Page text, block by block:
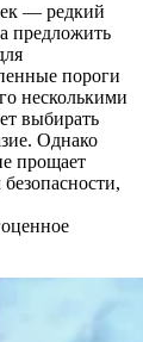
— редкий
предложить
пороги
несколькими
выбирать
Однако
прощает